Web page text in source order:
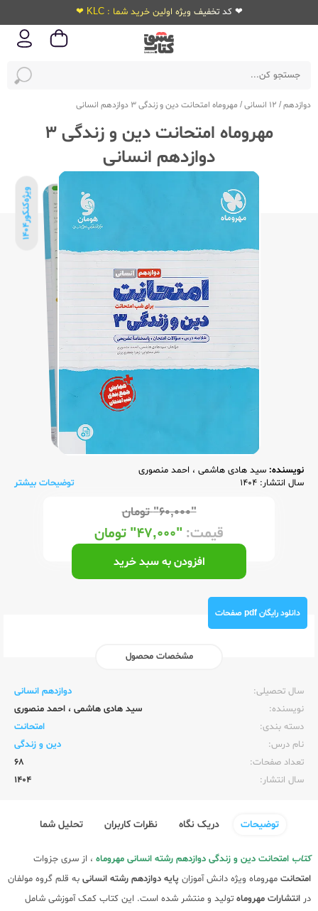
❤ کد تخفیف ویژه اولین خرید شما : KLC ❤
دوازدهم/ 12 انسانی / مهروماه امتحانت دین و زندگی 3 دوازدهم انسانی
مهروماه امتحانت دین و زندگی 3
دوازدهم انسانی
ویژه‌کنکور
1404
نویسنده: سید هادی هاشمی ، احمد منصوری
سال انتشار: 1404
توضیحات بیشتر
"۶۰,۰۰۰" تومان
قیمت: "۴۷,۰۰۰" تومان
افزودن به سبد خرید
دانلود رایگان pdf صفحات
مشخصات محصول
سال تحصیلی:‌
دوازدهم انسانی
نویسنده:‌
سید هادی هاشمی ، احمد منصوری
دسته بندی:
امتحانت
نام درس:
دین و زندگی
تعداد صفحات:‌
68
سال انتشار:‌
1404
توضیحات دریک نگاه نظرات کاربران تحلیل شما
کتاب امتحانت دین و زندگی دوازدهم رشته انسانی مهروماه ، از سری جزوات
امتحانت مهروماه ویژه دانش آموزان پایه دوازدهم رشته انسانی به قلم گروه مولفان
در انتشارات مهروماه تولید و منتشر شده است. این کتاب کمک آموزشی شامل